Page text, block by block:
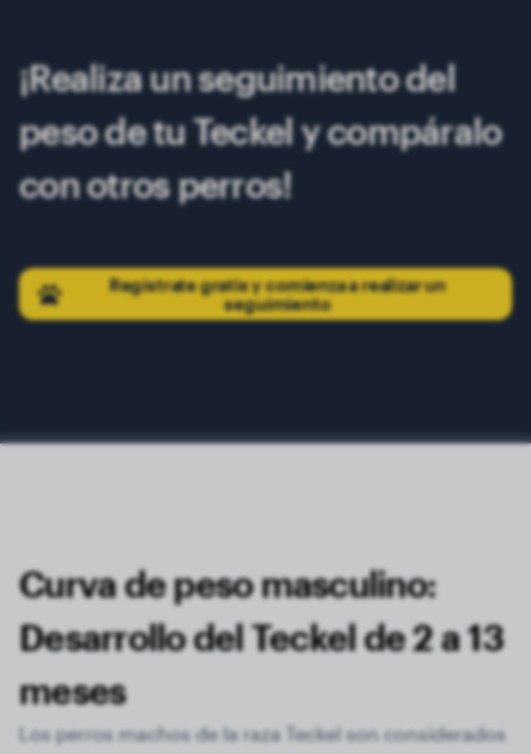
¡Realiza un seguimiento del
peso de tu Teckel y compáralo
con otros perros!
Regístrate gratis y comienza a realizar un
seguimiento
Curva de peso masculino:
Desarrollo del Teckel de 2 a 13
meses
Los perros machos de la raza Teckel son considerados